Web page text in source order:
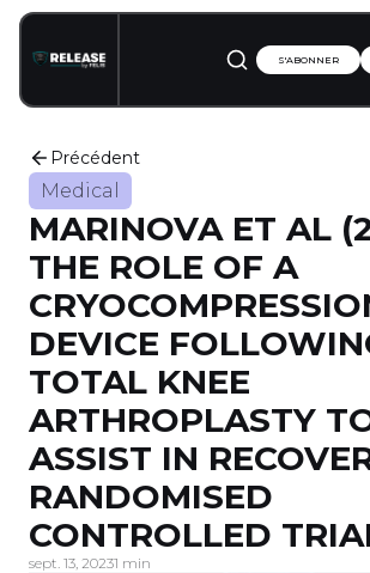
S'ABONNER
Précédent
Medical
MARINOVA ET AL
THE ROLE OF A
DEVICE
TOTAL KNEE
ARTHROPLASTY
ASSIST IN
RANDOMISED
CONTROLLED
sept. 13, 20231 min